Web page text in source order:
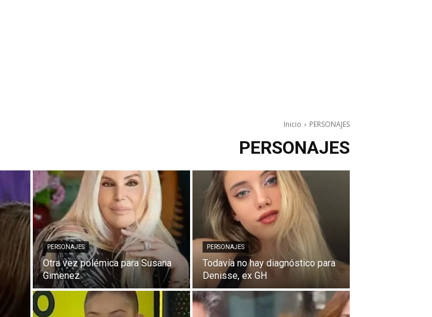
Inicio PERSONAJES
PERSONAJES
PERSONAJES
Otra vez polémica para Susana
Gimenez
PERSONAJES
Todavía no hay diagnóstico para
Denisse, ex GH